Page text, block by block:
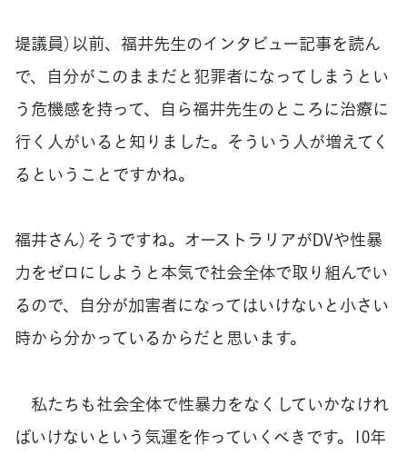
堤議員）以前、福井先生のインタビュー記事を読ん
で、自分がこのままだと犯罪者になってしまうとい
う危機感を持って、自ら福井先生のところに治療に
行く人がいると知りました。そういう人が増えてく
るということですかね。
福井さん）そうですね。オーストラリアがDVや性暴
力をゼロにしようと本気で社会全体で取り組んでい
るので、自分が加害者になってはいけないと小さい
時から分かっているからだと思います。
私たちも社会全体で性暴力をなくしていかなけれ
ばいけないという気運を作っていくべきです。10年